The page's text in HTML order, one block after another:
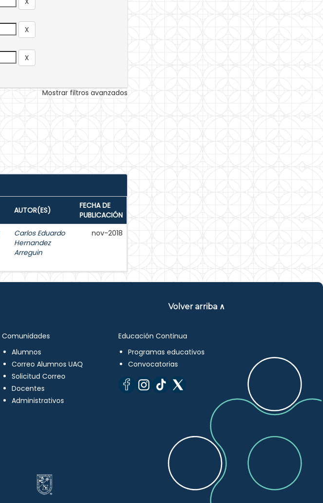
Mostrar filtros avanzados
AUTOR(ES)
FECHA DE
PUBLICACIÓN
Carlos Eduardo
Hernandez
Arreguin
nov-2018
Volver arriba ∧
Comunidades
Alumnos
Correo Alumnos UAQ
Solicitud Correo
Docentes
Administrativos
Educación Continua
Programas educativos
Convocatorias